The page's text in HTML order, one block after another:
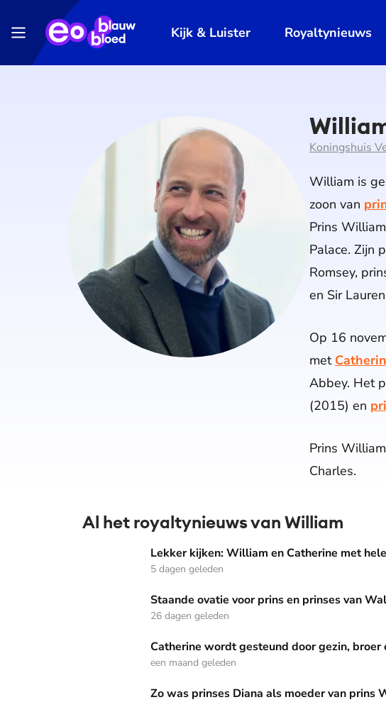
Kijk & Luister Royaltynieuws
Koningshuis
William is
zoon van
Prins
Palace. Zijn
Romsey,
en Sir
Op 16
met
Abbey. Het
(2015) en
Prins
Charles.
Al het royaltynieuws van William
Lekker kijken: William en Catherine met hele gezin bij
Lekker kijken: William en Catherine met
5 dagen geleden
Staande ovatie voor prins en prinses van Wales en hun
Staande ovatie voor prins en prinses van
26 dagen geleden
Catherine wordt gesteund door gezin, broer én ouders na
Catherine wordt gesteund door gezin,
een maand geleden
Zo was prinses Diana als moeder van prins William en
Zo was prinses Diana als moeder van prins